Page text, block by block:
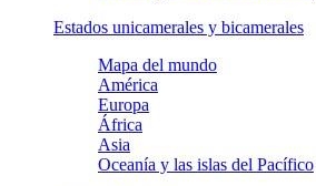
Estados unicamerales y bicamerales
Mapa del mundo
América
Europa
África
Asia
Oceanía y las islas del Pacífico